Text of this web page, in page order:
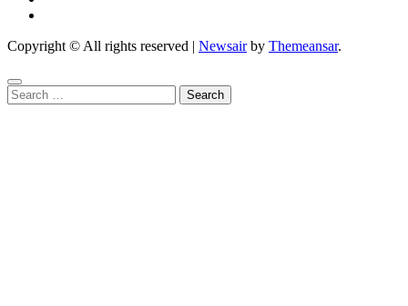
Copyright © All rights reserved | Newsairby Themeansar.
Search
for: